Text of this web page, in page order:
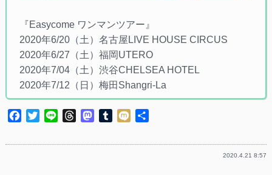
『Easycome ワンマンツアー』
2020年6/20（土）名古屋LIVE HOUSE CIRCUS
2020年6/27（土）福岡UTERO
2020年7/04（土）渋谷CHELSEA HOTEL
2020年7/12（日）梅田Shangri-La
Facebook
TwitterLine ThreadsMastodon
Tumblr
Mixi
2020.4.21 8:57